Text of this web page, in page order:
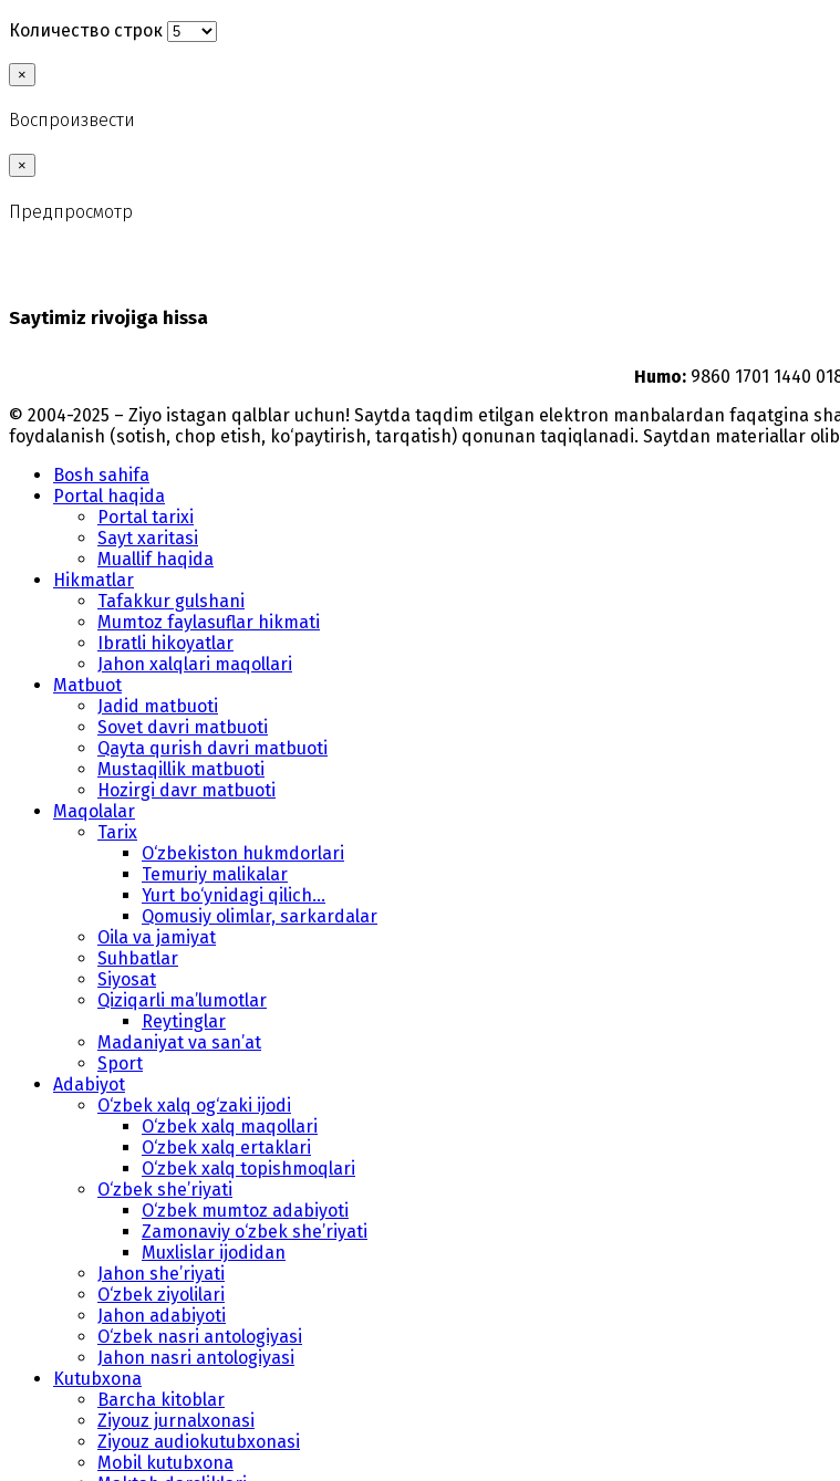
Количество строк
×
Воспроизвести
×
Предпросмотр
Saytimiz rivojiga hissa
Humo: 9860 1701 1440
© 2004-2025 – Ziyo istagan qalblar uchun! Saytda taqdim etilgan elektron manbalardan faqatgina
foydalanish (sotish, chop etish, ko‘paytirish, tarqatish) qonunan taqiqlanadi. Saytdan materiallar
Bosh sahifa
Portal haqida
Portal tarixi
Sayt xaritasi
Muallif haqida
Hikmatlar
Tafakkur gulshani
Mumtoz faylasuflar hikmati
Ibratli hikoyatlar
Jahon xalqlari maqollari
Matbuot
Jadid matbuoti
Sovet davri matbuoti
Qayta qurish davri matbuoti
Mustaqillik matbuoti
Hozirgi davr matbuoti
Maqolalar
Tarix
O‘zbekiston hukmdorlari
Temuriy malikalar
Yurt bo‘ynidagi qilich...
Qomusiy olimlar, sarkardalar
Oila va jamiyat
Suhbatlar
Siyosat
Qiziqarli ma’lumotlar
Reytinglar
Madaniyat va san’at
Sport
Adabiyot
O‘zbek xalq og‘zaki ijodi
O‘zbek xalq maqollari
O‘zbek xalq ertaklari
O‘zbek xalq topishmoqlari
O‘zbek she’riyati
O‘zbek mumtoz adabiyoti
Zamonaviy o‘zbek she’riyati
Muxlislar ijodidan
Jahon she’riyati
O‘zbek ziyolilari
Jahon adabiyoti
O‘zbek nasri antologiyasi
Jahon nasri antologiyasi
Kutubxona
Barcha kitoblar
Ziyouz jurnalxonasi
Ziyouz audiokutubxonasi
Mobil kutubxona